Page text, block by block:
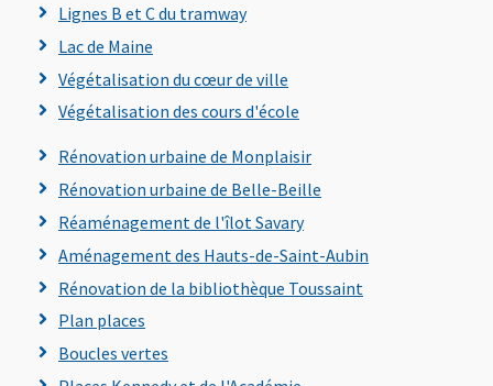
Lignes B et C du tramway
Lac de Maine
Végétalisation du cœur de ville
Végétalisation des cours d'école
Rénovation urbaine de Monplaisir
Rénovation urbaine de Belle-Beille
Réaménagement de l'îlot Savary
Aménagement des Hauts-de-Saint-Aubin
Rénovation de la bibliothèque Toussaint
Plan places
Boucles vertes